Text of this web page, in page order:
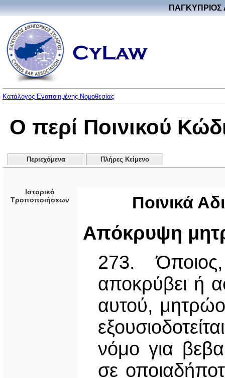
ΠΑΓΚΥΠΡΙΟΣ
Κατάλογος Ενοποιημένης Νομοθεσίας
Ο περί Ποινικού
Περιεχόμενα Πλήρες Κείμενο
Ιστορικό
Τροποποιήσεων
Ποινικά
Απόκρυψη
273.
αποκρύβει ή
αυτού,
νόμο για
σε